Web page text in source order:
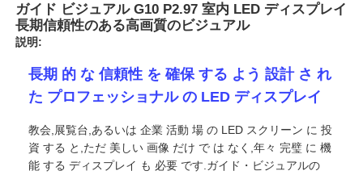
ガイド ビジュアル G10 P2.97 室内 LED ディスプレイ
長期信頼性のある高画質のビジュアル
説明:
長期 的 な 信頼性 を 確保 する よう 設計 さ れ
た プロフェッショナル の LED ディスプレイ
教会,展覧台,あるいは 企業 活動 場 の LED スクリーン に 投
資 する と,ただ 美しい 画像 だけ で は なく,年々 完璧 に 機
能 する ディスプレイ も 必要 です.ガイド・ビジュアルの